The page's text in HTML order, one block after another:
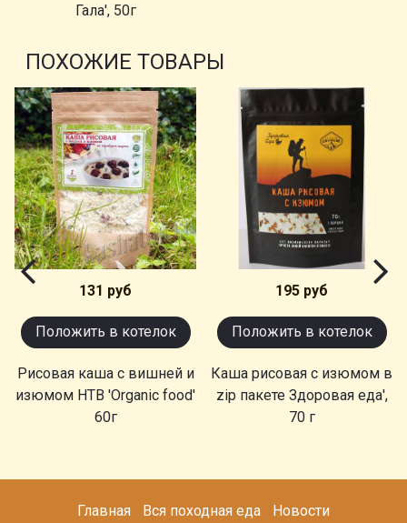
Гала', 50г
ПОХОЖИЕ ТОВАРЫ
131 руб
Положить в котелок
Рисовая каша с вишней и
изюмом НТВ 'Organic food'
60г
195 руб
Положить в котелок
Каша рисовая с изюмом в
zip пакете Здоровая еда',
70 г
Главная Вся походная еда
Новости